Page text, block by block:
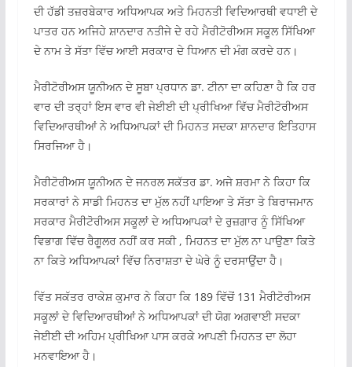
ਦੀ ਹੱਡੀ ਤਜ਼ਰਬੇਕਾਰ ਅਧਿਆਪਕ ਅਤੇ ਮਿਹਨਤੀ ਵਿਦਿਆਰਥੀ ਵਧਾਈ ਦੇ
ਪਾਤਰ ਹਨ ਅਜਿਹੇ ਸ਼ਾਨਦਾਰ ਨਤੀਜੇ ਦੇ ਰਹੇ ਮੈਰੀਟੋਰੀਅਸ ਸਕੂਲ ਸਿੱਖਿਆ
ਦੇ ਨਾਮ ਤੇ ਸੱਤਾ ਵਿੱਚ ਆਈ ਸਰਕਾਰ ਦੇ ਧਿਆਨ ਦੀ ਮੰਗ ਕਰਦੇ ਹਨ।
ਮੈਰੀਟੋਰੀਅਸ ਯੂਨੀਅਨ ਦੇ ਸੂਬਾ ਪ੍ਰਧਾਨ ਡਾ. ਟੀਨਾ ਦਾ ਕਹਿਣਾ ਹੈ ਕਿ ਹਰ
ਵਾਰ ਦੀ ਤਰ੍ਹਾਂ ਇਸ ਵਾਰ ਵੀ ਜੇਈਈ ਦੀ ਪ੍ਰੀਖਿਆ ਵਿੱਚ ਮੈਰੀਟੋਰੀਅਸ
ਵਿਦਿਆਰਥੀਆਂ ਨੇ ਅਧਿਆਪਕਾਂ ਦੀ ਮਿਹਨਤ ਸਦਕਾ ਸ਼ਾਨਦਾਰ ਇਤਿਹਾਸ
ਸਿਰਜਿਆ ਹੈ।
ਮੈਰੀਟੋਰੀਅਸ ਯੂਨੀਅਨ ਦੇ ਜਨਰਲ ਸਕੱਤਰ ਡਾ. ਅਜੇ ਸ਼ਰਮਾ ਨੇ ਕਿਹਾ ਕਿ
ਸਰਕਾਰਾਂ ਨੇ ਸਾਡੀ ਮਿਹਨਤ ਦਾ ਮੁੱਲ ਨਹੀਂ ਪਾਇਆ ਤੇ ਸੱਤਾ ਤੇ ਬਿਰਾਜਮਾਨ
ਸਰਕਾਰ ਮੈਰੀਟੋਰੀਅਸ ਸਕੂਲਾਂ ਦੇ ਅਧਿਆਪਕਾਂ ਦੇ ਰੁਜ਼ਗਾਰ ਨੂੰ ਸਿੱਖਿਆ
ਵਿਭਾਗ ਵਿੱਚ ਰੈਗੂਲਰ ਨਹੀਂ ਕਰ ਸਕੀ , ਮਿਹਨਤ ਦਾ ਮੁੱਲ ਨਾ ਪਾਉਣਾ ਕਿਤੇ
ਨਾ ਕਿਤੇ ਅਧਿਆਪਕਾਂ ਵਿੱਚ ਨਿਰਾਸ਼ਤਾ ਦੇ ਘੇਰੇ ਨੂੰ ਦਰਸਾਉਂਦਾ ਹੈ।
ਵਿੱਤ ਸਕੱਤਰ ਰਾਕੇਸ਼ ਕੁਮਾਰ ਨੇ ਕਿਹਾ ਕਿ 189 ਵਿੱਚੋਂ 131 ਮੈਰੀਟੋਰੀਅਸ
ਸਕੂਲਾਂ ਦੇ ਵਿਦਿਆਰਥੀਆਂ ਨੇ ਅਧਿਆਪਕਾਂ ਦੀ ਯੋਗ ਅਗਵਾਈ ਸਦਕਾ
ਜੇਈਈ ਦੀ ਅਹਿਮ ਪ੍ਰੀਖਿਆ ਪਾਸ ਕਰਕੇ ਆਪਣੀ ਮਿਹਨਤ ਦਾ ਲੋਹਾ
ਮਨਵਾਇਆ ਹੈ।